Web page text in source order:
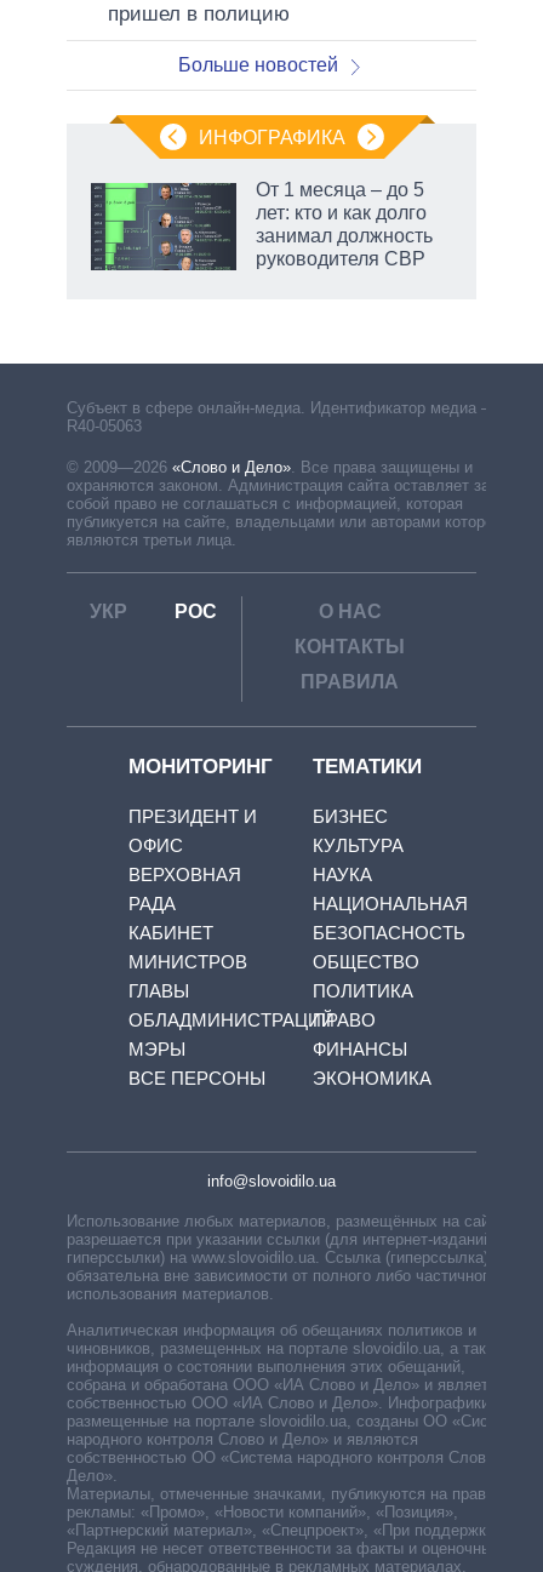
пришел в полицию
Больше новостей
ИНФОГРАФИКА
От 1 месяца – до 5
лет: кто и как долго
занимал должность
руководителя СВР
Субъект в сфере онлайн-медиа. Идентификатор медиа –
R40-05063
© 2009—2026 «Слово и Дело»
Все права защищены и
охраняются законом. Администрация сайта оставляет за
собой право не соглашаться с информацией, которая
публикуется на сайте, владельцами или авторами которой
являются третьи лица.
УКР РОС
О НАС
КОНТАКТЫ
ПРАВИЛА
МОНИТОРИНГ
ПРЕЗИДЕНТ И
ОФИС
ВЕРХОВНАЯ
РАДА
КАБИНЕТ
МИНИСТРОВ
ГЛАВЫ
ОБЛАДМИНИСТРАЦИЙ
МЭРЫ
ВСЕ ПЕРСОНЫ
ТЕМАТИКИ
БИЗНЕС
КУЛЬТУРА
НАУКА
НАЦИОНАЛЬНАЯ
БЕЗОПАСНОСТЬ
ОБЩЕСТВО
ПОЛИТИКА
ПРАВО
ФИНАНСЫ
ЭКОНОМИКА
info@slovoidilo.ua
Использование любых материалов, размещённых на сайте,
разрешается при указании ссылки (для интернет-изданий —
гиперссылки) на www.slovoidilo.ua. Ссылка (гиперссылка)
обязательна вне зависимости от полного либо частичного
использования материалов.
Аналитическая информация об обещаниях политиков и
чиновников, размещенных на портале slovoidilo.ua, а также
информация о состоянии выполнения этих обещаний,
собрана и обработана ООО «ИА Слово и Дело» и является
собственностью ООО «ИА Слово и Дело». Инфографики,
размещенные на портале slovoidilo.ua, созданы ОО «Система
народного контроля Слово и Дело» и являются
собственностью ОО «Система народного контроля Слово и
Дело».
Материалы, отмеченные значками, публикуются на правах
рекламы: «Промо», «Новости компаний», «Позиция»,
«Партнерский материал», «Спецпроект», «При поддержке».
Редакция не несет ответственности за факты и оценочные
суждения, обнародованные в рекламных материалах.